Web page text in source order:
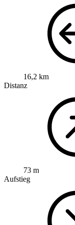
16,2 km
Distanz
73 m
Aufstieg